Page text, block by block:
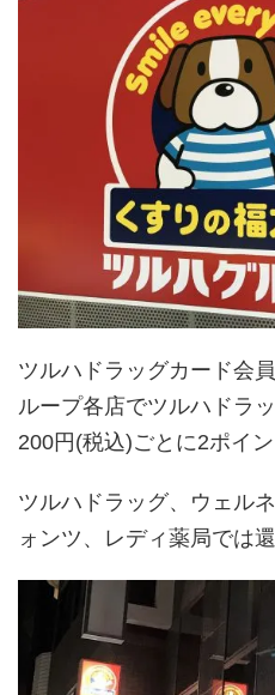
ツルハドラッグカード会
ループ各店でツルハドラ
200円(税込)ごとに2ポイ
ツルハドラッグ、ウェル
ォンツ、レディ薬局では